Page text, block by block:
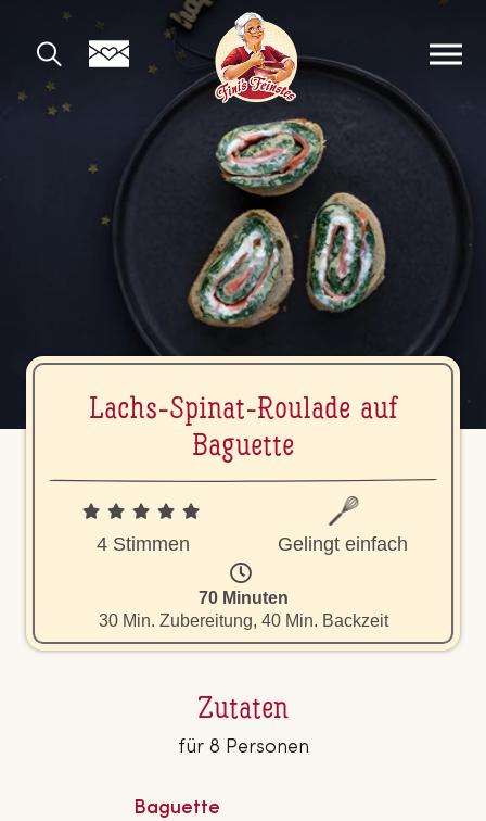
Lachs-Spinat-Roulade auf
Baguette
4 Stimmen Gelingt einfach
70 Minuten
30 Min. Zubereitung, 40 Min. Backzeit
Zutaten
für 8 Personen
Baguette